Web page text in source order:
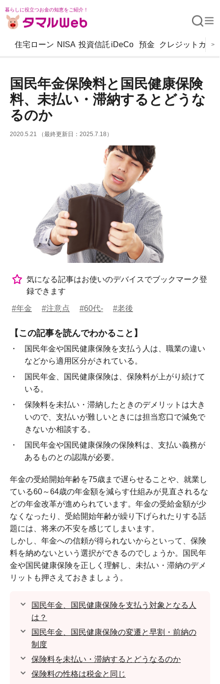
暮らしに役立つお金の知恵をご紹介！
住宅ローン NISA 投資信託 iDeCo 預金 クレジットカー
>
国民年金保険料と国民健康保険
料、未払い・滞納するとどうな
るのか
2020.5.21 （最終更新日：2025.7.18）
気になる記事はお使いのデバイスでブックマーク登
録できます
#年金 #注意点 #60代- #老後
【この記事を読んでわかること】
国民年金や国民健康保険を支払う人は、職業の違い
などから適用区分がされている。
国民年金、国民健康保険は、保険料が上がり続けて
いる。
保険料を未払い・滞納したときのデメリットは大き
いので、支払いが難しいときには担当窓口で減免で
きないか相談する。
国民年金や国民健康保険の保険料は、支払い義務が
あるものとの認識が必要。
年金の受給開始年齢を75歳まで遅らせることや、就業し
ている60～64歳の年金額を減らす仕組みが見直されるな
どの年金改革が進められています。年金の受給金額が少
なくなったり、受給開始年齢が繰り下げられたりする話
題には、将来の不安を感じてしまいます。
しかし、年金への信頼が得られないからといって、保険
料を納めないという選択ができるのでしょうか。国民年
金や国民健康保険を正しく理解し、未払い・滞納のデメ
リットも押さえておきましょう。
国民年金、国民健康保険を支払う対象となる人
は？
国民年金、国民健康保険の変遷と早割・前納の
制度
保険料を未払い・滞納するとどうなるのか
保険料の性格は税金と同じ